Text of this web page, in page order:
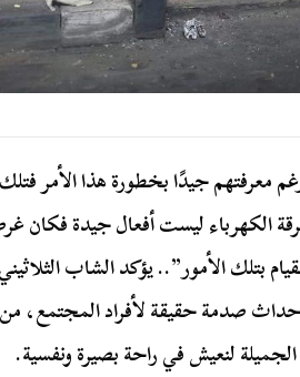
معرفتهم جيدًا بخطورة هذا الأمر
الكهرباء ليست أفعال جيدة فكان
بتلك الأمور”.. يؤكد الشاب
صدمة حقيقة لأفراد المجتمع، من
لنعيش في راحة بصيرة ونفسية.